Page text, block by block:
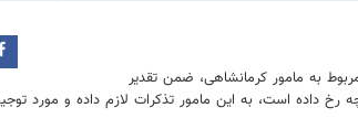
به مامور کرمانشاهی، ضمن تقدیر
داده است، به این مامور تذکرات لازم داده و مورد